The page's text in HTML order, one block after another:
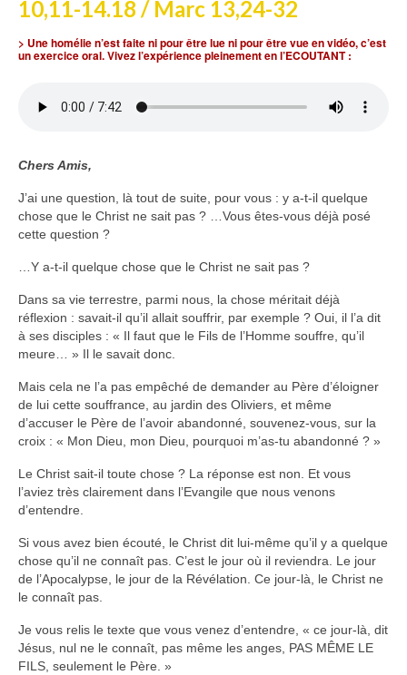
Voir
Mon témoignage
Vidéos Bibliques
Apprendre
Conférences, Retraites
Enseignements ALTIUS
Enseignements CCRFE-ABC
Autres Enseignements
Anciens enseignements Théodule
Partagez votre prière
Célébrer
Lieux et Dates
10,11-14.18 / Marc 13,24-32
> Une homélie n’est faite ni pour être lue ni pour être vue en vidéo, c’est
un exercice oral. Vivez l’expérience pleinement en l’ECOUTANT :
Chers Amis,
J’ai une question, là tout de suite, pour vous : y a-t-il quelque
chose que le Christ ne sait pas ? …Vous êtes-vous déjà posé
cette question ?
…Y a-t-il quelque chose que le Christ ne sait pas ?
Dans sa vie terrestre, parmi nous, la chose méritait déjà
réflexion : savait-il qu’il allait souffrir, par exemple ? Oui, il l’a dit
à ses disciples : « Il faut que le Fils de l’Homme souffre, qu’il
meure… » Il le savait donc.
Mais cela ne l’a pas empêché de demander au Père d’éloigner
de lui cette souffrance, au jardin des Oliviers, et même
d’accuser le Père de l’avoir abandonné, souvenez-vous, sur la
croix : « Mon Dieu, mon Dieu, pourquoi m’as-tu abandonné ? »
Le Christ sait-il toute chose ? La réponse est non. Et vous
l’aviez très clairement dans l’Evangile que nous venons
d’entendre.
Si vous avez bien écouté, le Christ dit lui-même qu’il y a quelque
chose qu’il ne connaît pas. C’est le jour où il reviendra. Le jour
de l’Apocalypse, le jour de la Révélation. Ce jour-là, le Christ ne
le connaît pas.
Je vous relis le texte que vous venez d’entendre, « ce jour-là, dit
Jésus, nul ne le connaît, pas même les anges, PAS MÊME LE
FILS, seulement le Père. »